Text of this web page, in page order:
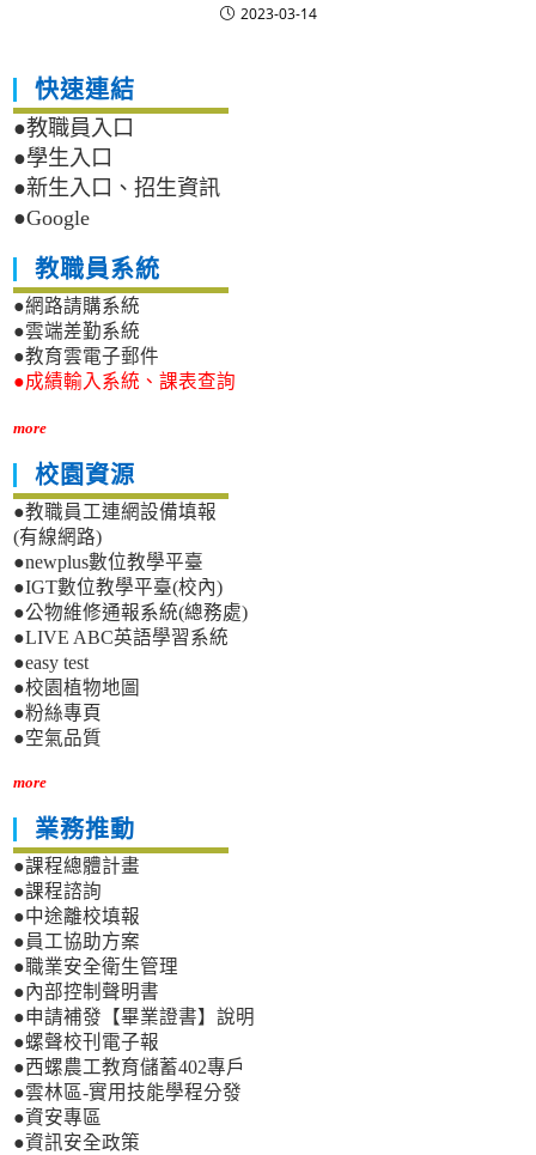
2023-03-14
快速連結
●教職員入口
●學生入口
●新生入口、招生資訊
●Google
教職員系統
●網路請購系統
●雲端差勤系統
●教育雲電子郵件
●成績輸入系統、課表查詢
more
校園資源
●教職員工連網設備填報
(有線網路)
●newplus數位教學平臺
●IGT數位教學平臺(校內)
●公物維修通報系統(總務處)
●LIVE ABC英語學習系統
●easy test
●校園植物地圖
●粉絲專頁
●空氣品質
more
業務推動
●課程總體計畫
●課程諮詢
●中途離校填報
●員工協助方案
●職業安全衛生管理
●內部控制聲明書
●申請補發【畢業證書】說明
●螺聲校刊電子報
●西螺農工教育儲蓄402專戶
●雲林區-實用技能學程分發
●資安專區
●資訊安全政策